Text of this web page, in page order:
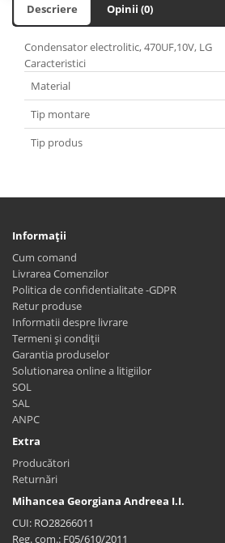
Descriere Opinii (0)
Condensator electrolitic, 470UF,10V, LG
Caracteristici
Material
Tip montare
Tip produs
Informaţii
Cum comand
Livrarea Comenzilor
Politica de confidentialitate -GDPR
Retur produse
Informatii despre livrare
Termeni și condiții
Garantia produselor
Solutionarea online a litigiilor
SOL
SAL
ANPC
Extra
Producători
Returnări
Mihancea Georgiana Andreea I.I.
CUI: RO28266011
Reg. com.: F05/610/2011